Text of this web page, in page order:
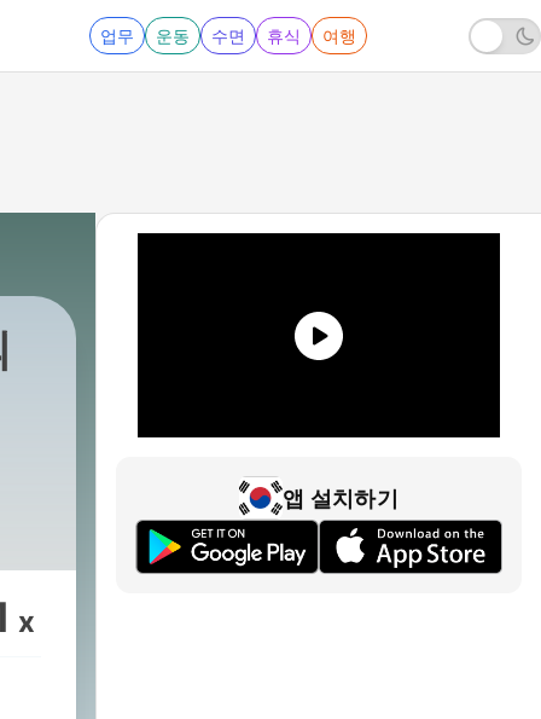
업무 운동 수면 휴식 여행
x
앱 설치하기